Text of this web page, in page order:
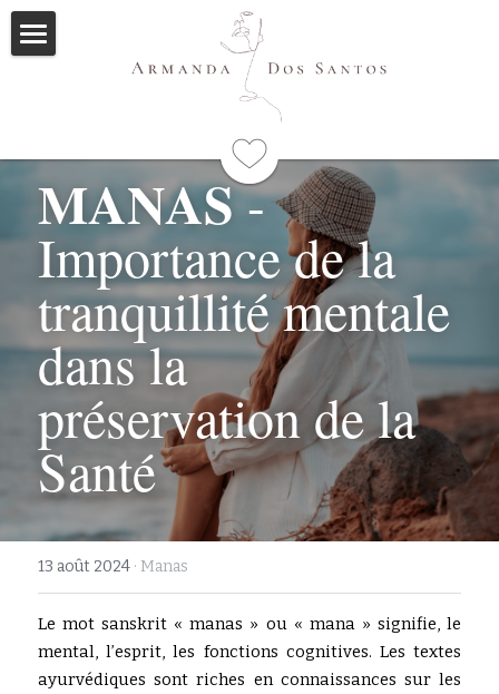
Formations
Programme
Immersions
Mes livres
Méditations
Articles
Me contacter
Rechercher
MANAS -
Importance de la
tranquillité mentale
dans la
préservation de la
Santé
13 août 2024 · Manas
Le mot sanskrit « manas » ou « mana » signifie, le
mental, l’esprit, les fonctions cognitives. Les textes
ayurvédiques sont riches en connaissances sur les